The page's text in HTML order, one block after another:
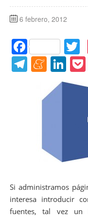
6 febrero, 2012
F
a
c
T
T M
n
e
Li
n
Si administramos
interesa introducir
fuentes, tal vez un